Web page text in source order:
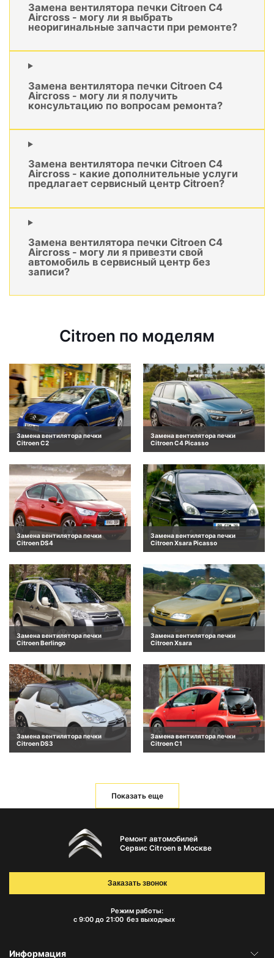
Замена вентилятора печки Citroen C4
Aircross - могу ли я выбрать
неоригинальные запчасти при ремонте?
Замена вентилятора печки Citroen C4
Aircross - могу ли я получить
консультацию по вопросам ремонта?
Замена вентилятора печки Citroen C4
Aircross - какие дополнительные услуги
предлагает сервисный центр Citroen?
Замена вентилятора печки Citroen C4
Aircross - могу ли я привезти свой
автомобиль в сервисный центр без
записи?
Citroen по моделям
Замена вентилятора печки
Citroen C2
Замена вентилятора печки
Citroen C4 Picasso
Замена вентилятора печки
Citroen DS4
Замена вентилятора печки
Citroen Xsara Picasso
Замена вентилятора печки
Citroen Berlingo
Замена вентилятора печки
Citroen Xsara
Замена вентилятора печки
Citroen DS3
Замена вентилятора печки
Citroen C1
Показать еще
Ремонт автомобилей
Сервис Citroen в Москве
Режим работы:
с 9:00 до 21:00 без выходных
Заказать звонок
Информация